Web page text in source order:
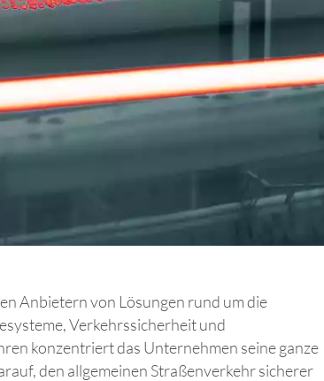
Anbietern von Lösungen rund um die
Verkehrssicherheit und
konzentriert das Unternehmen seine ganze
den allgemeinen Straßenverkehr sicherer